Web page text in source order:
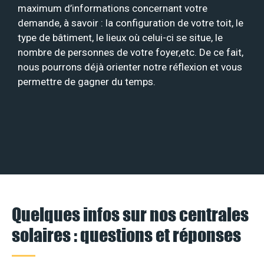
maximum d’informations concernant votre
demande, à savoir : la configuration de votre toit, le
type de bâtiment, le lieux où celui-ci se situe, le
nombre de personnes de votre foyer,etc. De ce fait,
nous pourrons déjà orienter notre réflexion et vous
permettre de gagner du temps.
Quelques infos sur nos centrales
solaires : questions et réponses